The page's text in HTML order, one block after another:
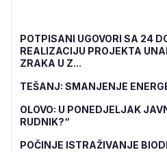
POTPISANI UGOVORI SA 24
REALIZACIJU PROJEKTA
ZRAKA U Z...
TEŠANJ: SMANJENJE
OLOVO: U PONEDJELJAK
RUDNIK?“
POČINJE ISTRAŽIVANJE